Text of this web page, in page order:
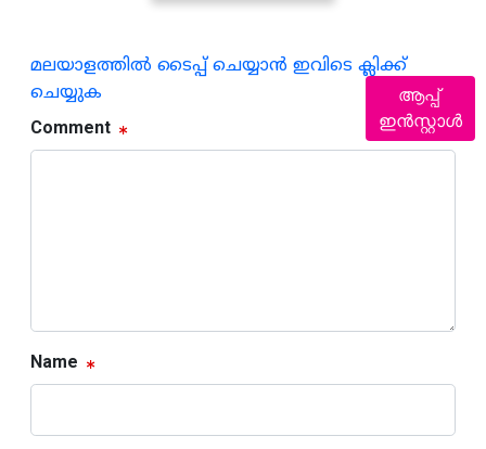
മലയാളത്തില്‍ ടൈപ്പ് ചെയ്യാന്‍ ഇവിടെ ക്ലിക്ക്
ചെയ്യുക
Comment
Name
ആപ്പ്
ഇൻസ്റ്റാൾ